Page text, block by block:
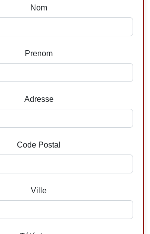
Nom
Prenom
Adresse
Code Postal
Ville